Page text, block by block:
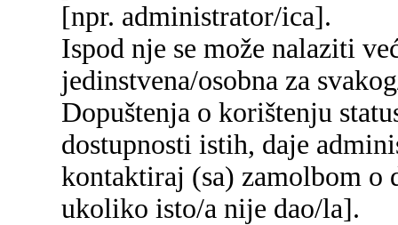
[npr. administrator/ica].
Ispod nje se može nalaziti
jedinstvena/osobna za
Dopuštenja o korištenju
dostupnosti istih, daje
kontaktiraj (sa) zamolbom o
ukoliko isto/a nije dao/la].